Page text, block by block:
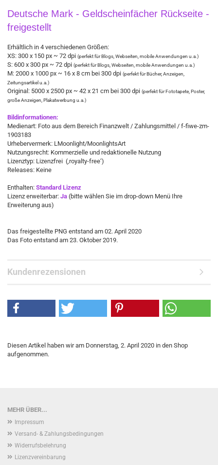
Deutsche Mark - Geldscheinfächer Rückseite -
freigestellt
Erhältlich in 4 verschiedenen Größen:
XS: 300 x 150 px ~ 72 dpi (perfekt für Blogs, Webseiten, mobile Anwendungen u.a.)
S: 600 x 300 px ~ 72 dpi (perfekt für Blogs, Webseiten, mobile Anwendungen u.a.)
M: 2000 x 1000 px ~ 16 x 8 cm bei 300 dpi (perfekt für Bücher, Anzeigen,
Zeitungsartikel u.a.)
Original: 5000 x 2500 px ~ 42 x 21 cm bei 300 dpi (perfekt für Fototapete, Poster,
große Anzeigen, Plakatwerbung u.a.)​​
Bildinformationen:
Medienart: Foto aus dem Bereich Finanzwelt / Zahlungsmittel / f-fiwe-zm-
1903183
Urhebervermerk: LMoonlight/MoonlightsArt
Nutzungsrecht: Kommerzielle und redaktionelle Nutzung
Lizenztyp: Lizenzfrei (‚royalty-free‘)
Releases: Keine
Enthalten: Standard Lizenz
Lizenz erweiterbar: Ja (bitte wählen Sie im drop-down Menü Ihre
Erweiterung aus)
Das freigestellte PNG entstand am 02. April 2020
​Das Foto entstand am 23. Oktober 2019.
Kundenrezensionen
Diesen Artikel haben wir am Donnerstag, 2. April 2020 in den Shop
aufgenommen.
MEHR ÜBER...
Impressum
Versand- & Zahlungsbedingungen
Widerrufsbelehrung
Lizenzvereinbarung